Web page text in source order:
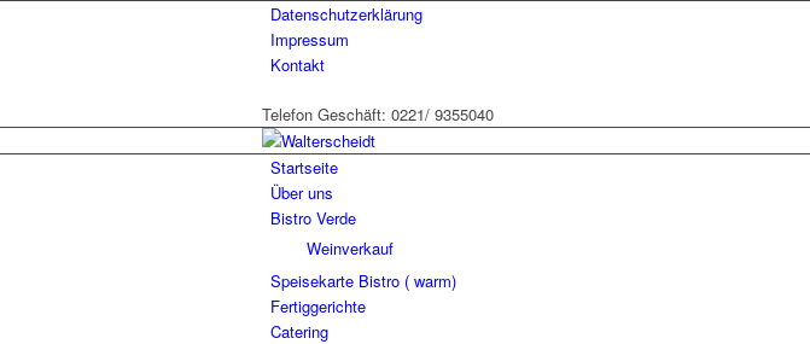
Datenschutzerklärung
Impressum
Kontakt
Telefon Geschäft: 0221/ 9355040
Startseite
Über uns
Bistro Verde
Weinverkauf
Speisekarte Bistro ( warm)
Fertiggerichte
Catering